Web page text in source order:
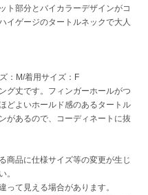
ト部分とバイカラーデザインがコ
イゲージのタートルネックで大人
：M/着用サイズ：F
グ丈です。フィンガーホールがつ
どよいホールド感のあるタートル
があるので、コーディネートに抜
商品に仕様サイズ等の変更が生じ
。
て見える場合があります。